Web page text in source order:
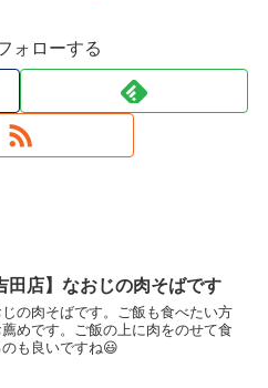
ォローする
田店】なおじの肉そばです
じの肉そばです。ご飯も食べたい方
薦めです。ご飯の上に肉をのせて食
も良いですね😃